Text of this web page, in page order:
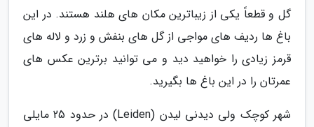
گل و قطعاً یکی از زیباترین مکان های هلند هستند. در این
باغ ها ردیف های مواجی از گل های بنفش و زرد و لاله های
قرمز زیادی را خواهید دید و می توانید برترین عکس های
عمرتان را در این باغ ها بگیرید.
شهر کوچک ولی دیدنی لیدن (Leiden) در حدود 25 مایلی